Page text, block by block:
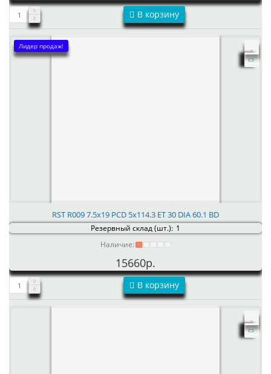
В корзину
Лидер продаж!
RST R009 7.5x19 PCD 5x114.3 ET 30 DIA 60.1 BD
Резервный склад (шт.): 1
Наличие:
15660р.
В корзину